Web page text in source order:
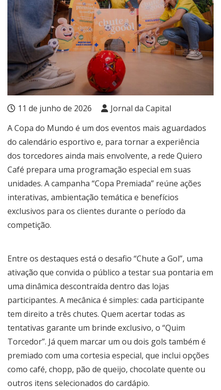
11 de junho de 2026
Jornal da Capital
A Copa do Mundo é um dos eventos mais aguardados
do calendário esportivo e, para tornar a experiência
dos torcedores ainda mais envolvente, a rede Quiero
Café prepara uma programação especial em suas
unidades. A campanha “Copa Premiada” reúne ações
interativas, ambientação temática e benefícios
exclusivos para os clientes durante o período da
competição.
Entre os destaques está o desafio “Chute a Gol”, uma
ativação que convida o público a testar sua pontaria em
uma dinâmica descontraída dentro das lojas
participantes. A mecânica é simples: cada participante
tem direito a três chutes. Quem acertar todas as
tentativas garante um brinde exclusivo, o “Quim
Torcedor”. Já quem marcar um ou dois gols também é
premiado com uma cortesia especial, que inclui opções
como café, chopp, pão de queijo, chocolate quente ou
outros itens selecionados do cardápio.